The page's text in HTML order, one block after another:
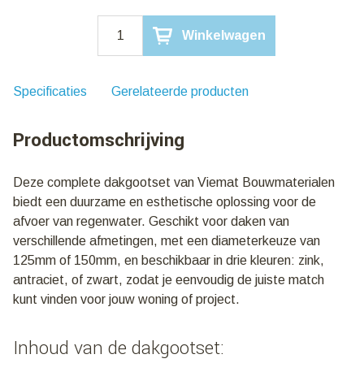
Complete
dakgootset
6000mm
Winkelwagen
Specificaties Gerelateerde producten
Productomschrijving
Deze complete dakgootset van Viemat Bouwmaterialen
biedt een duurzame en esthetische oplossing voor de
afvoer van regenwater. Geschikt voor daken van
verschillende afmetingen, met een diameterkeuze van
125mm of 150mm, en beschikbaar in drie kleuren: zink,
antraciet, of zwart, zodat je eenvoudig de juiste match
kunt vinden voor jouw woning of project.
Inhoud van de dakgootset: